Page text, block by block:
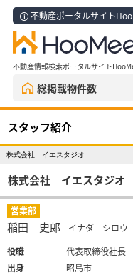
不動産ポータルサイト
不動産情報検索ポータルサイト
総掲載物件数
スタッフ紹介
株式会社 イエスタジオ
営業部
稲田 史郎
イナダ シロウ
役職
代表取締役社長
出身
昭島市